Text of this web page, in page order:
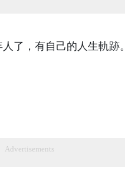
了，有自己的人生軌跡。
Advertisements